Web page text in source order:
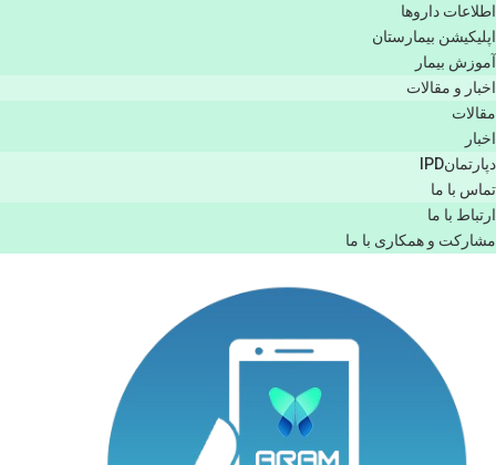
اطلاعات دارو‌ها
اپليكيشن بيمارستان
آموزش بیمار
اخبار و مقالات
مقالات
اخبار
دپارتمانIPD
تماس با ما
ارتباط با ما
مشاركت و همكاری با ما